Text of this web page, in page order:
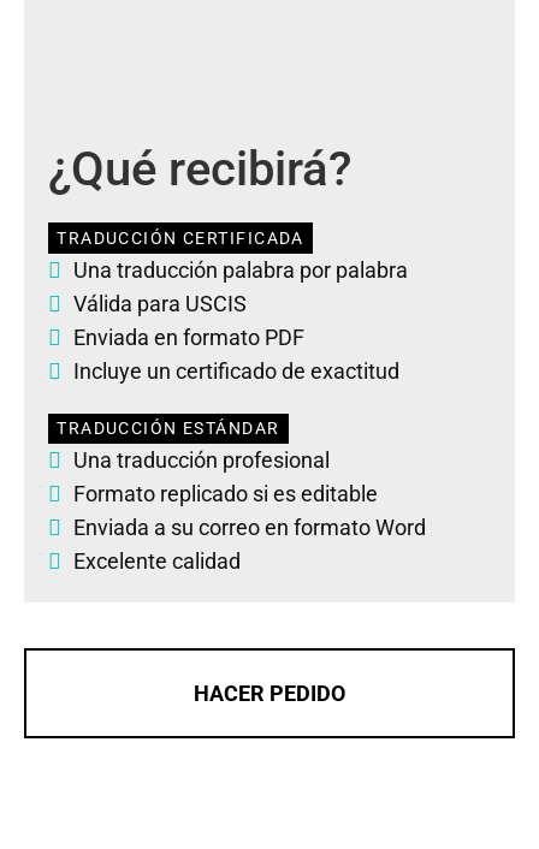
¿Qué recibirá?
TRADUCCIÓN CERTIFICADA
Una traducción palabra por palabra
Válida para USCIS
Enviada en formato PDF
Incluye un certificado de exactitud
TRADUCCIÓN ESTÁNDAR
Una traducción profesional
Formato replicado si es editable
Enviada a su correo en formato Word
Excelente calidad
HACER PEDIDO